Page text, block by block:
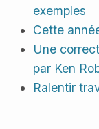
exemples
Cette
Une
par Ken
Ralentir